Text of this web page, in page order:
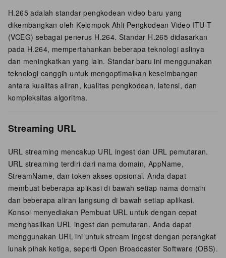
H.265 adalah standar pengkodean video baru yang
dikembangkan oleh Kelompok Ahli Pengkodean Video ITU-T
(VCEG) sebagai penerus H.264. Standar H.265 didasarkan
pada H.264, mempertahankan beberapa teknologi aslinya
dan meningkatkan yang lain. Standar baru ini menggunakan
teknologi canggih untuk mengoptimalkan keseimbangan
antara kualitas aliran, kualitas pengkodean, latensi, dan
kompleksitas algoritma.
Streaming URL
URL streaming mencakup URL ingest dan URL pemutaran.
URL streaming terdiri dari nama domain, AppName,
StreamName, dan token akses opsional. Anda dapat
membuat beberapa aplikasi di bawah setiap nama domain
dan beberapa aliran langsung di bawah setiap aplikasi.
Konsol menyediakan Pembuat URL untuk dengan cepat
menghasilkan URL ingest dan pemutaran. Anda dapat
menggunakan URL ini untuk stream ingest dengan perangkat
lunak pihak ketiga, seperti Open Broadcaster Software (OBS).